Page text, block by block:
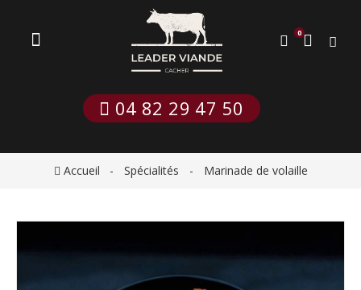
0
04 82 29 47 50
Accueil Spécialités Marinade de volaille